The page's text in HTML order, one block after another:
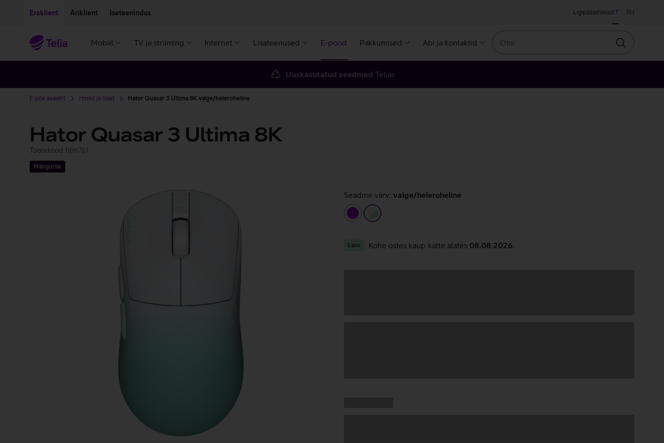
Eraklient Äriklient Iseteenindus LigipääsetavusET RU
Mobiil TV ja striiming Internet Lisateenused E-pood Pakkumised Abi ja kontaktid
Otsin
Uuskasutatud seadmed Telias
E-poe avaleht Hiired ja lisad Hator Quasar 3 Ultima 8K valge/heleroheline
Hator Quasar 3 Ultima 8K
Tootekood: htm761
Mängurile
Seadme värv: valge/heleroheline
lilla
valge/heleroheline
Laos Kohe ostes kaup kätte alates 08.08.2026